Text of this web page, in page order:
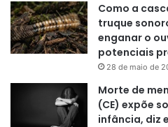
Como a
truque
enganar o
potenciais
28 de maio de
Morte de
(CE) expõe
infância, diz